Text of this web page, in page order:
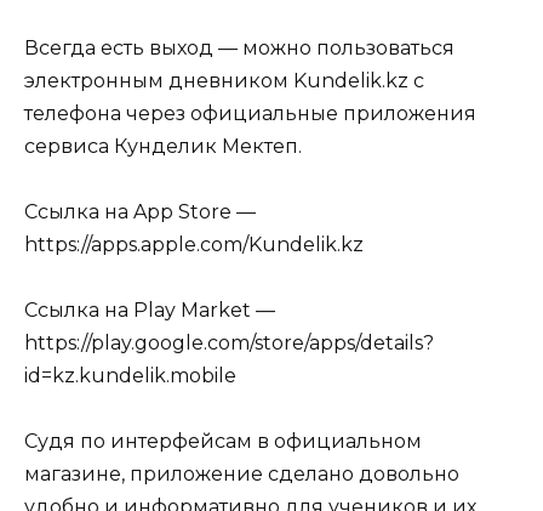
Всегда есть выход — можно пользоваться
электронным дневником Kundelik.kz с
телефона через официальные приложения
сервиса Кунделик Мектеп.
Ссылка на App Store —
https://apps.apple.com/Kundelik.kz
Ссылка на Play Market —
https://play.google.com/store/apps/details?
id=kz.kundelik.mobile
Судя по интерфейсам в официальном
магазине, приложение сделано довольно